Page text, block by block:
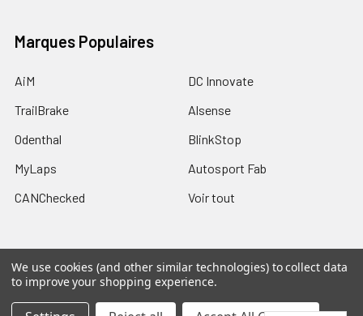
Marques Populaires
AiM
TrailBrake
Odenthal
MyLaps
CANChecked
DC Innovate
Alsense
BlinkStop
Autosport Fab
Voir tout
© 2026 Trailbrake.com.
We use cookies (and other similar technologies) to collect data
to improve your shopping experience.